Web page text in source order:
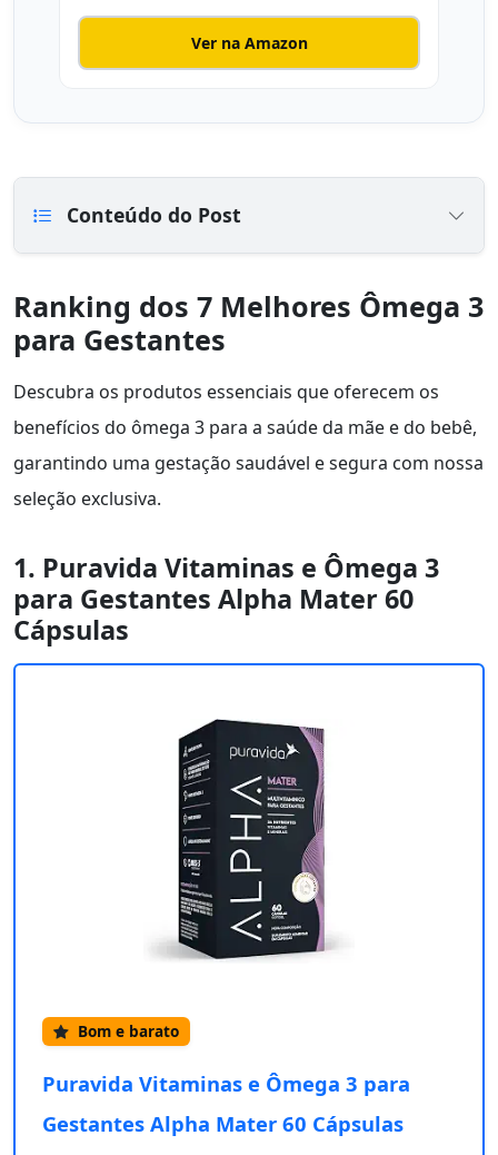
Ver na Amazon
Conteúdo do Post
Ranking dos 7 Melhores Ômega 3
para Gestantes
Descubra os produtos essenciais que oferecem os
benefícios do ômega 3 para a saúde da mãe e do bebê,
garantindo uma gestação saudável e segura com nossa
seleção exclusiva.
1. Puravida Vitaminas e Ômega 3
para Gestantes Alpha Mater 60
Cápsulas
Bom e barato
Puravida Vitaminas e Ômega 3 para
Gestantes Alpha Mater 60 Cápsulas